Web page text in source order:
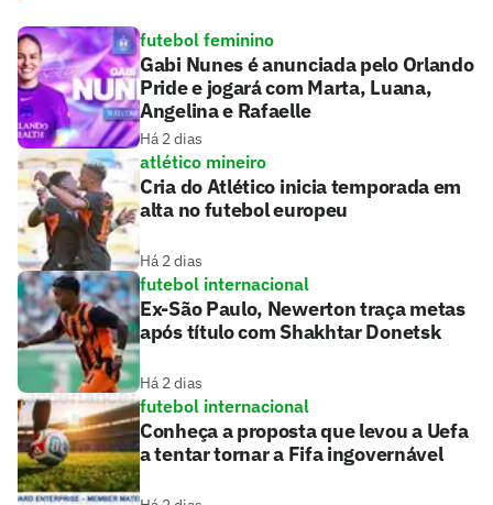
futebol feminino
Gabi Nunes é anunciada pelo Orlando
Pride e jogará com Marta, Luana,
Angelina e Rafaelle
Há 2 dias
atlético mineiro
Cria do Atlético inicia temporada em
alta no futebol europeu
Há 2 dias
futebol internacional
Ex-São Paulo, Newerton traça metas
após título com Shakhtar Donetsk
Há 2 dias
futebol internacional
Conheça a proposta que levou a Uefa
a tentar tornar a Fifa ingovernável